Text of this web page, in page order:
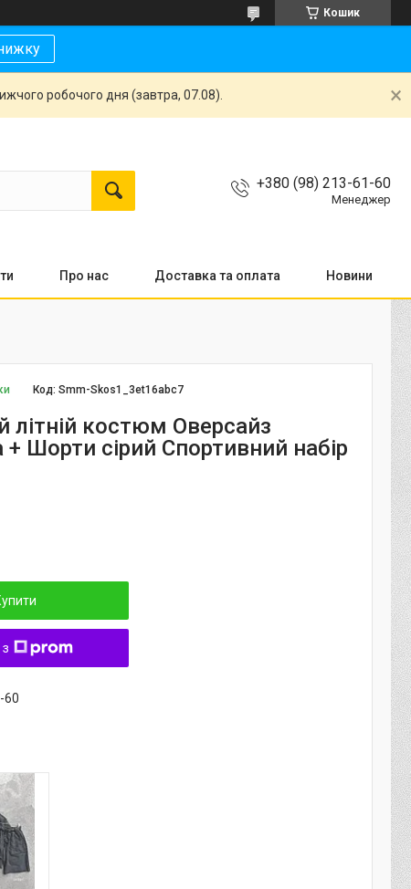
Кошик
робочого дня (завтра, 07.08).
+380 (98) 213-61-60
Менеджер
Про нас Доставка та оплата Новини
Код:Smm-Skos1_3et16abc7
літній костюм Оверсайз
Шорти сірий Спортивний набір
60